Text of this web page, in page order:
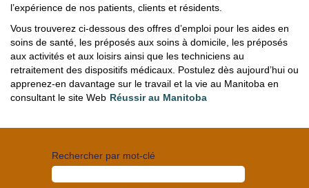
l’expérience de nos patients, clients et résidents.
Vous trouverez ci-dessous des offres d’emploi pour les aides en
soins de santé, les préposés aux soins à domicile, les préposés
aux activités et aux loisirs ainsi que les techniciens au
retraitement des dispositifs médicaux. Postulez dès aujourd’hui ou
apprenez-en davantage sur le travail et la vie au Manitoba en
consultant le site Web Réussir au Manitoba
Rechercher par mot-clé